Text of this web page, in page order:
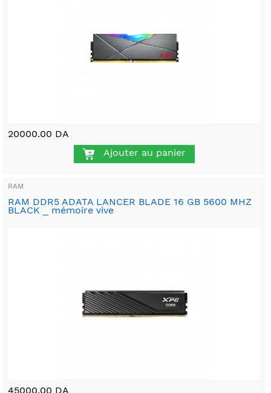
20000.00 DA
Ajouter au panier
RAM
RAM DDR5 ADATA LANCER BLADE 16 GB 5600 MHZ
BLACK _ mémoire vive
45000.00 DA